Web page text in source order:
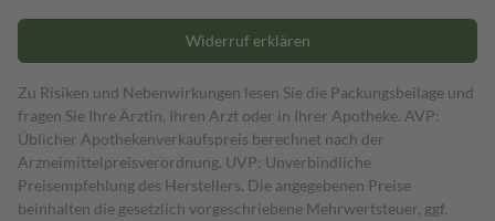
Widerruf erklären
Zu Risiken und Nebenwirkungen lesen Sie die Packungsbeilage und
fragen Sie Ihre Ärztin, Ihren Arzt oder in Ihrer Apotheke. AVP:
Üblicher Apothekenverkaufspreis berechnet nach der
Arzneimittelpreisverordnung. UVP: Unverbindliche
Preisempfehlung des Herstellers. Die angegebenen Preise
beinhalten die gesetzlich vorgeschriebene Mehrwertsteuer, ggf.